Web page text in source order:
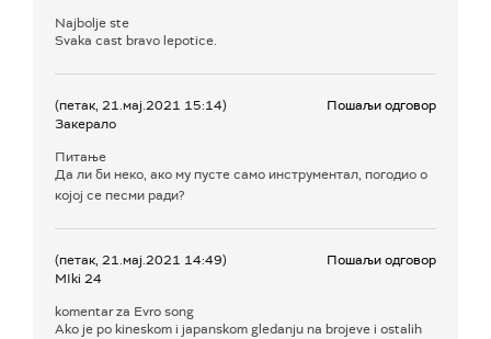
Najbolje ste
Svaka cast bravo lepotice.
(петак, 21.мај.2021 15:14)
Закерало
Пошаљи одговор
Питање
Да ли би неко, ако му пусте само инструментал, погодио о
којој се песми ради?
(петак, 21.мај.2021 14:49)
MIki 24
Пошаљи одговор
komentar za Evro song
Ako je po kineskom i japanskom gledanju na brojeve i ostalih